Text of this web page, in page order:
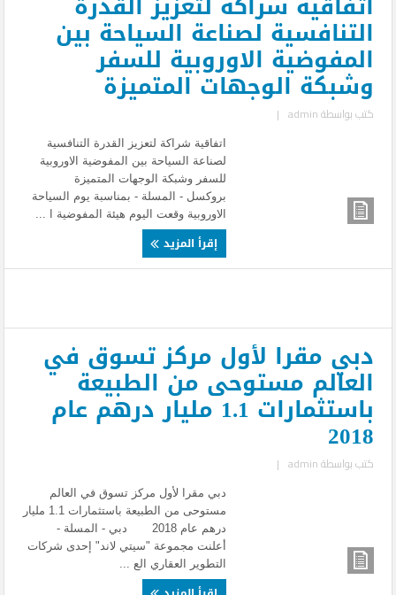
التنافسية لصناعة السياحة بين
المفوضية الاوروبية للسفر
وشبكة الوجهات المتميزة
كتب بواسطةadmin
|
اتفاقية شراكة لتعزيز القدرة التنافسية
لصناعة السياحة بين المفوضية الاوروبية
للسفر وشبكة الوجهات المتميزة
بروكسل - المسلة - بمناسبة يوم السياحة
الاوروبية وقعت اليوم هيئة المفوضية ا ...
إقرأ المزيد
دبي مقرا لأول مركز تسوق في
العالم مستوحى من الطبيعة
باستثمارات 1.1 مليار درهم عام
2018
كتب بواسطةadmin
|
دبي مقرا لأول مركز تسوق في العالم
مستوحى من الطبيعة باستثمارات 1.1 مليار
درهم عام 2018 دبي - المسلة -
أعلنت مجموعة "سيتي لاند" إحدى شركات
التطوير العقاري الع ...